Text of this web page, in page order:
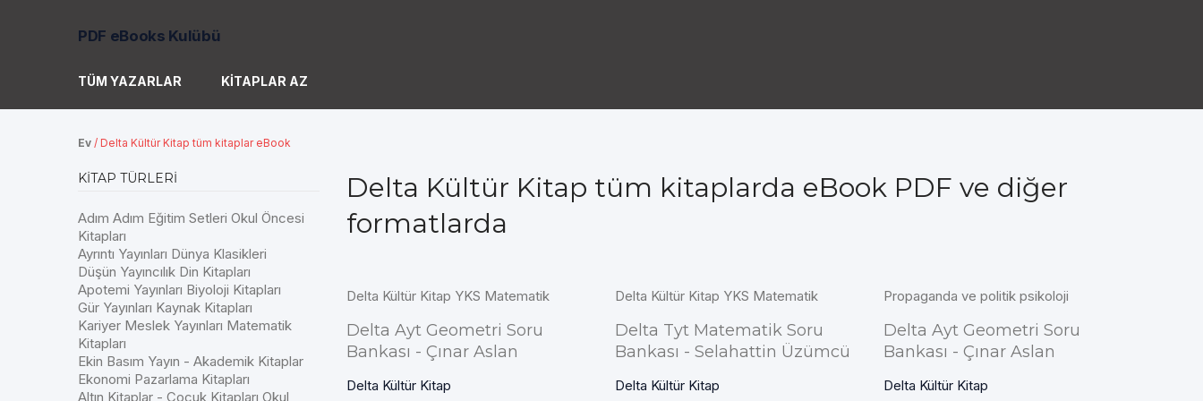
PDF eBooks Kulübü
TÜM YAZARLAR KITAPLAR AZ
Ev / Delta Kültür Kitap tüm kitaplar eBook
KITAP TÜRLERI
Adım Adım Eğitim Setleri Okul Öncesi
Kitapları
Ayrıntı Yayınları Dünya Klasikleri
Düşün Yayıncılık Din Kitapları
Apotemi Yayınları Biyoloji Kitapları
Gür Yayınları Kaynak Kitapları
Kariyer Meslek Yayınları Matematik
Kitapları
Ekin Basım Yayın - Akademik Kitaplar
Ekonomi Pazarlama Kitapları
Altın Kitaplar - Çocuk Kitapları Okul
Delta Kültür Kitap tüm kitaplarda eBook PDF ve diğer
formatlarda
Delta Kültür Kitap YKS Matematik
Delta Ayt Geometri Soru
Bankası - Çınar Aslan
Delta Kültür Kitap
Delta Kültür Kitap YKS Matematik
Delta Tyt Matematik Soru
Bankası - Selahattin Üzümcü
Delta Kültür Kitap
Propaganda ve politik psikoloji
Delta Ayt Geometri Soru
Bankası - Çınar Aslan
Delta Kültür Kitap